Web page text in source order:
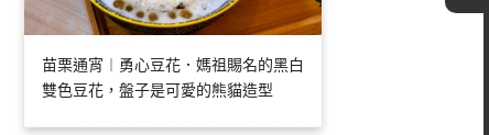
苗栗通宵︱勇心豆花．媽祖賜名的黑白
雙色豆花，盤子是可愛的熊貓造型